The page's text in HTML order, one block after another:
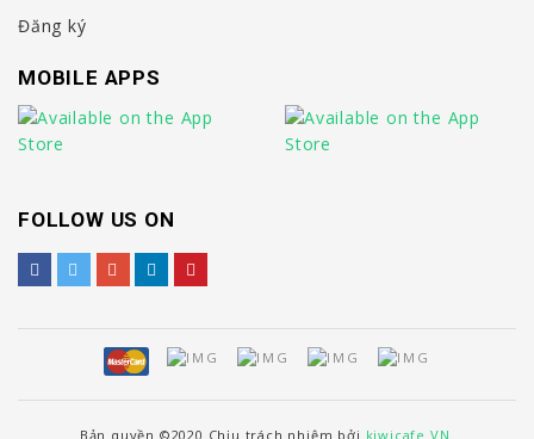
Đăng ký
MOBILE APPS
FOLLOW US ON
Bản quyền ©2020 Chịu trách nhiệm bởi kiwicafe VN.